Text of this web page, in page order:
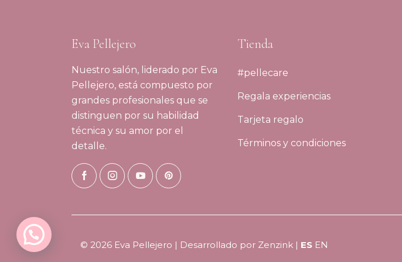
Eva Pellejero
Nuestro salón, liderado por Eva
Pellejero, está compuesto por
grandes profesionales que se
distinguen por su habilidad
técnica y su amor por el
detalle.
Tienda
#pellecare
Regala experiencias
Tarjeta regalo
Términos y condiciones
© 2026 Eva Pellejero | Desarrollado por Zenzink | ES EN